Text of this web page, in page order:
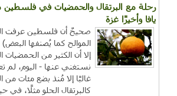
رحلة مع البرتقال والحمضيات في فلسطين
يافا وأخيرًا غزة
صحيحٌ أن فلسطين عرفت
الموالح كما يُصنفها
إلا أن الكثير من الحمضيات
نستغني عنها - اليوم، لم
غالبًا إلا مُنذ بضع مئات من
كالبرتقال الحلو مثلًا، في